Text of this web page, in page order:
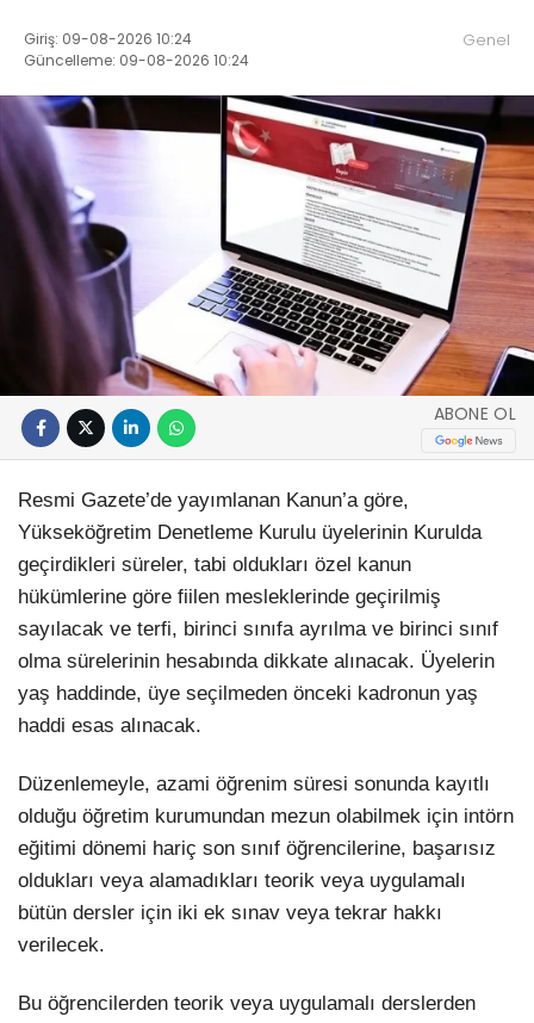
Giriş: 09-08-2026 10:24
Güncelleme: 09-08-2026 10:24
Genel
ABONE OL
Resmi Gazete’de yayımlanan Kanun’a göre,
Yükseköğretim Denetleme Kurulu üyelerinin Kurulda
geçirdikleri süreler, tabi oldukları özel kanun
hükümlerine göre fiilen mesleklerinde geçirilmiş
sayılacak ve terfi, birinci sınıfa ayrılma ve birinci sınıf
olma sürelerinin hesabında dikkate alınacak. Üyelerin
yaş haddinde, üye seçilmeden önceki kadronun yaş
haddi esas alınacak.
Düzenlemeyle, azami öğrenim süresi sonunda kayıtlı
olduğu öğretim kurumundan mezun olabilmek için intörn
eğitimi dönemi hariç son sınıf öğrencilerine, başarısız
oldukları veya alamadıkları teorik veya uygulamalı
bütün dersler için iki ek sınav veya tekrar hakkı
verilecek.
Bu öğrencilerden teorik veya uygulamalı derslerden